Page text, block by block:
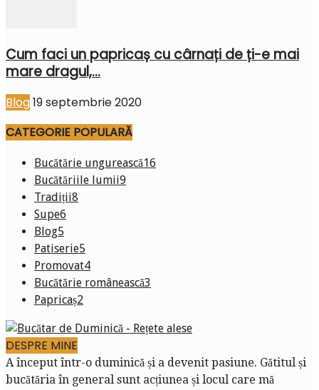
Cum faci un papricaș cu cârnați de ți-e mai
mare dragul,...
Blog19 septembrie 2020
CATEGORIE POPULARĂ
Bucătărie ungurească16
Bucătăriile lumii9
Tradiții8
Supe6
Blog5
Patiserie5
Promovat4
Bucătărie românească3
Papricaș2
DESPRE MINE
A început într-o duminică și a devenit pasiune. Gătitul și
bucătăria în general sunt acțiunea și locul care mă